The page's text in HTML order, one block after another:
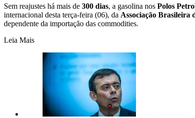
Sem reajustes há mais de 300 dias, a gasolina nos Polos
internacional desta terça-feira (06), da Associação Brasileira
dependente da importação das commodities.
Leia Mais